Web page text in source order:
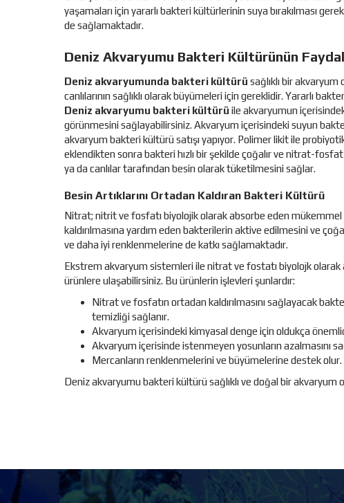
yaşamaları için yararlı bakteri kültürlerinin suya bırakılması
de sağlamaktadır.
Deniz Akvaryumu Bakteri Kültürünün
Deniz akvaryumunda bakteri kültürü sağlıklı bir
canlılarının sağlıklı olarak büyümeleri için gereklidir. Yararlı
Deniz akvaryumu bakteri kültürü ile akvaryumun
görünmesini sağlayabilirsiniz. Akvaryum içerisindeki suyun
akvaryum bakteri kültürü satışı yapıyor. Polimer likit ile
eklendikten sonra bakteri hızlı bir şekilde çoğalır ve nitrat-
ya da canlılar tarafından besin olarak tüketilmesini sağlar.
Besin Artıklarını Ortadan Kaldıran Bakteri Kültürü
Nitrat; nitrit ve fosfatı biyolojik olarak absorbe eden mükemmel
kaldırılmasına yardım eden bakterilerin aktive edilmesini ve
ve daha iyi renklenmelerine de katkı sağlamaktadır.
Ekstrem akvaryum sistemleri ile nitrat ve fostatı biyolojk
ürünlere ulaşabilirsiniz. Bu ürünlerin işlevleri şunlardır:
Nitrat ve fosfatın ortadan kaldırılmasını sağlayacak
temizliği sağlanır.
Akvaryum içerisindeki kimyasal denge için oldukça
Akvaryum içerisinde istenmeyen yosunların azalmasını
Mercanların renklenmelerini ve büyümelerine destek olur.
Deniz akvaryumu bakteri kültürü sağlıklı ve doğal bir akvaryum